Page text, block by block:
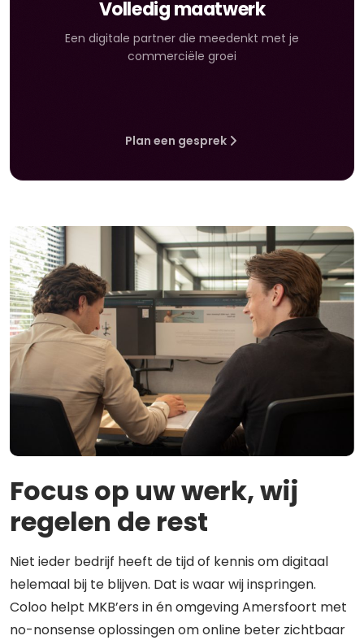
Volledig maatwerk
Een digitale partner die meedenkt met je
commerciële groei
Plan een gesprek
Focus op uw werk, wij
regelen de rest
Niet ieder bedrijf heeft de tijd of kennis om digitaal
helemaal bij te blijven. Dat is waar wij inspringen.
Coloo helpt MKB’ers in én omgeving Amersfoort met
no-nonsense oplossingen om online beter zichtbaar